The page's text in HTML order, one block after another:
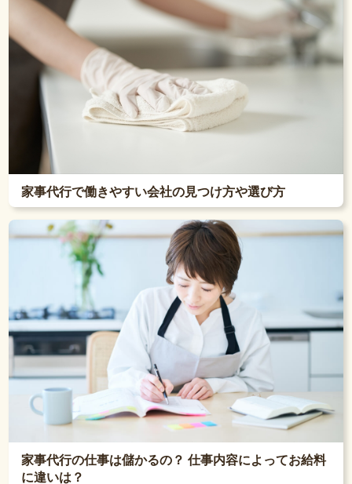
家事代行で働きやすい会社の見つけ方や選び方
家事代行の仕事は儲かるの？ 仕事内容によってお給料
に違いは？